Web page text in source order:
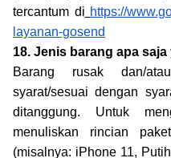
tercantum di https://
layanan-gosend
18. Jenis barang apa
Barang rusak dan/
syarat/sesuai dengan
ditanggung. Untuk
menuliskan rincian
(misalnya: iPhone 11,